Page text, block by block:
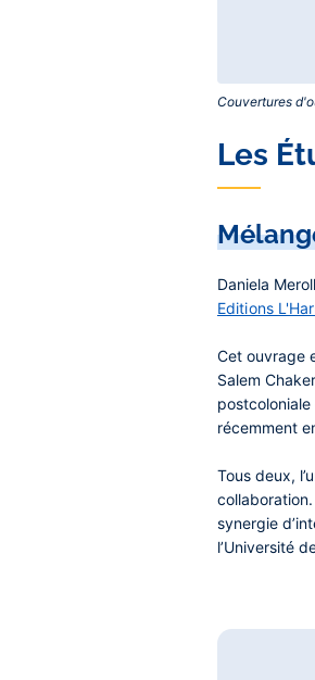
Couvertures
Contenu
central
Les
Daniela
Editions
Cet ouvrage
Salem Chaker
récemment
Tous deux,
synergie
l’Université